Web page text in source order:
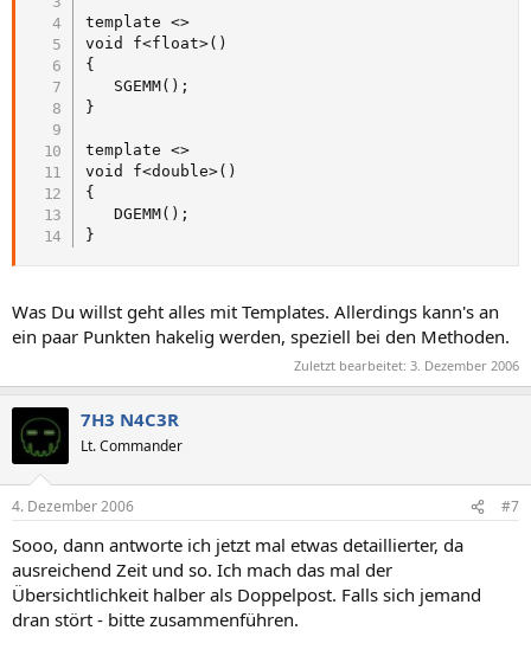
template <>
void f<float>()
{
   SGEMM();
}
template <>
void f<double>()
{
   DGEMM();
}
Was Du willst geht alles mit Templates. Allerdings kann's an
ein paar Punkten hakelig werden, speziell bei den Methoden.
Zuletzt bearbeitet: 3. Dezember 2006
7H3 N4C3R
Lt. Commander
4. Dezember 2006 #7
Sooo, dann antworte ich jetzt mal etwas detaillierter, da
ausreichend Zeit und so. Ich mach das mal der
Übersichtlichkeit halber als Doppelpost. Falls sich jemand
dran stört - bitte zusammenführen.